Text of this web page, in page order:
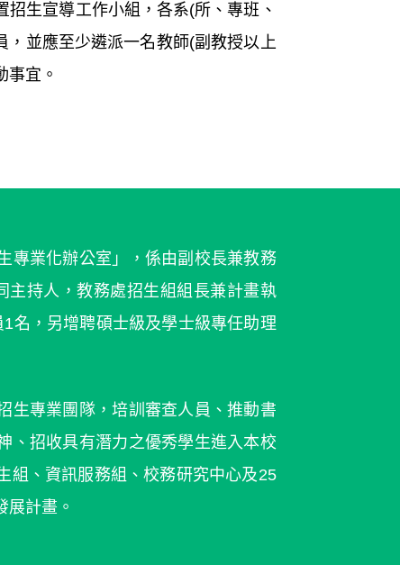
生宣導工作小組，各系(所、專班、
，並應至少遴派一名教師(副教授以上
事宜。
專業化辦公室」，係由副校長兼教務
主持人，教務處招生組組長兼計畫執
名，另增聘碩士級及學士級專任助理
生專業團隊，培訓審查人員、推動書
、招收具有潛力之優秀學生進入本校
組、資訊服務組、校務研究中心及25
展計畫。